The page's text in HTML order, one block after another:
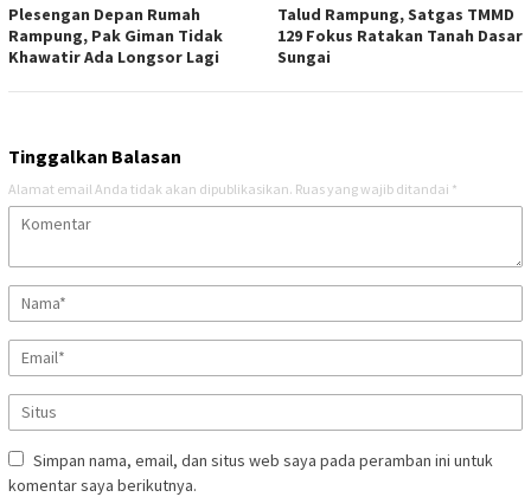
Plesengan Depan Rumah
Rampung, Pak Giman Tidak
Khawatir Ada Longsor Lagi
Talud Rampung, Satgas TMMD
129 Fokus Ratakan Tanah Dasar
Sungai
Tinggalkan Balasan
Alamat email Anda tidak akan dipublikasikan. Ruas yang wajib ditandai *
Simpan nama, email, dan situs web saya pada peramban ini untuk
komentar saya berikutnya.